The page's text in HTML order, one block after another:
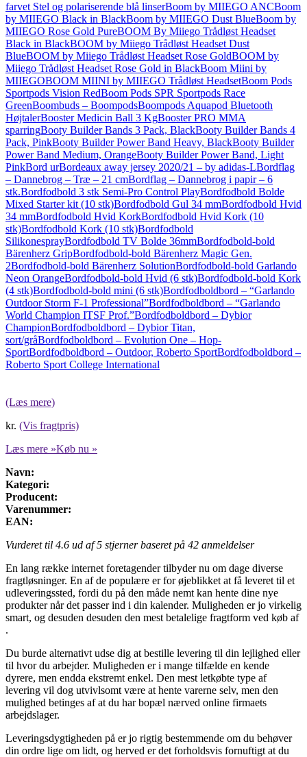
farvet Stel og polariserende blå linserBoom by MIIEGO ANCBoom
by MIIEGO Black in BlackBoom by MIIEGO Dust BlueBoom by
MIIEGO Rose Gold PureBOOM By Miiego Trådløst Headset
Black in BlackBOOM by Miiego Trådløst Headset Dust
BlueBOOM by Miiego Trådløst Headset Rose GoldBOOM by
Miiego Trådløst Headset Rose Gold in BlackBoom Miini by
MIIEGOBOOM MIINI by MIIEGO Trådløst HeadsetBoom Pods
Sportpods Vision RedBoom Pods SPR Sportpods Race
GreenBoombuds – BoompodsBoompods Aquapod Bluetooth
HøjtalerBooster Medicin Ball 3 KgBooster PRO MMA
sparringBooty Builder Bands 3 Pack, BlackBooty Builder Bands 4
Pack, PinkBooty Builder Power Band Heavy, BlackBooty Builder
Power Band Medium, OrangeBooty Builder Power Band, Light
PinkBord urBordeaux away jersey 2020/21 – by adidas-LBordflag
– Dannebrog – Træ – 21 cmBordflag – Dannebrog i papir – 6
stk.Bordfodbold 3 stk Semi-Pro Control PlayBordfodbold Bolde
Mixed Starter kit (10 stk)Bordfodbold Gul 34 mmBordfodbold Hvid
34 mmBordfodbold Hvid KorkBordfodbold Hvid Kork (10
stk)Bordfodbold Kork (10 stk)Bordfodbold
SilikonesprayBordfodbold TV Bolde 36mmBordfodbold-bold
Bärenherz GripBordfodbold-bold Bärenherz Magic Gen.
2Bordfodbold-bold Bärenherz SolutionBordfodbold-bold Garlando
Neon OrangeBordfodbold-bold Hvid (6 stk)Bordfodbold-bold Kork
(4 stk)Bordfodbold-bold mini (6 stk)Bordfodboldbord – “Garlando
Outdoor Storm F-1 Professional”Bordfodboldbord – “Garlando
World Champion ITSF Prof.”Bordfodboldbord – Dybior
ChampionBordfodboldbord – Dybior Titan,
sort/gråBordfodboldbord – Evolution One – Hop-
SportBordfodboldbord – Outdoor, Roberto SportBordfodboldbord –
Roberto Sport College International
(Læs mere)
kr. (Vis fragtpris)
Læs mere »Køb nu »
Navn:
Kategori:
Producent:
Varenummer:
EAN:
Vurderet til 4.6 ud af 5 stjerner baseret på 42 anmeldelser
En lang række internet foretagender tilbyder nu om dage diverse
fragtløsninger. En af de populære er for øjeblikket at få leveret til et
udleveringssted, fordi du på den måde nemt kan hente dine nye
produkter når det passer ind i din kalender. Muligheden er jo virkelig
smart, og desuden desuden den mest betalelige fragtform ved køb af
.
Du burde alternativt udse dig at bestille levering til din lejlighed eller
til hvor du arbejder. Muligheden er i mange tilfælde en kende
dyrere, men endda ekstremt enkel. Den mest letkøbte type af
levering vil dog utvivlsomt være at hente varerne selv, men den
mulighed betinges af at du har bopæl nærved online firmaets
arbejdslager.
Leveringsdygtigheden på er jo rigtig bestemmende om du behøver
din ordre lige om lidt, og herved er det forholdsvis fornuftigt at du